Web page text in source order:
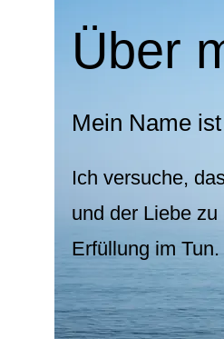
Über
Mein Name
Ich versuche,
und der Liebe
Erfüllung im Tun.